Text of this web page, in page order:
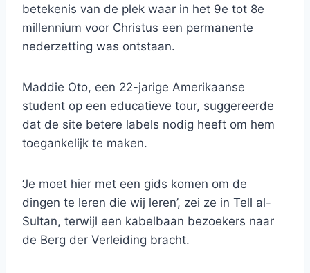
betekenis van de plek waar in het 9e tot 8e
millennium voor Christus een permanente
nederzetting was ontstaan.
Maddie Oto, een 22-jarige Amerikaanse
student op een educatieve tour, suggereerde
dat de site betere labels nodig heeft om hem
toegankelijk te maken.
‘Je moet hier met een gids komen om de
dingen te leren die wij leren’, zei ze in Tell al-
Sultan, terwijl een kabelbaan bezoekers naar
de Berg der Verleiding bracht.